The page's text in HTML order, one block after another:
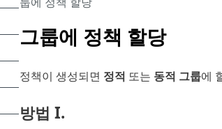
그룹에 정책 할당
정책이 생성되면 정적 또는 동적 그룹에
방법 I.